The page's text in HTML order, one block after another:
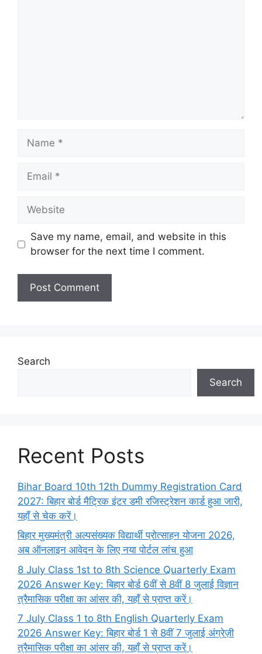
Name
Email
Website
Save my name, email, and website in this
browser for the next time I comment.
Search
Search
Recent Posts
Bihar Board 10th 12th Dummy Registration Card
2027: बिहार बोर्ड मैट्रिक इंटर डमी रजिस्ट्रेशन कार्ड हुआ जारी,
यहाँ से चेक करें।
बिहार मुख्यमंत्री अल्पसंख्यक विद्यार्थी प्रोत्साहन योजना 2026,
अब ऑनलाइन आवेदन के लिए नया पोर्टल लांच हुआ
8 July Class 1st to 8th Science Quarterly Exam
2026 Answer Key: बिहार बोर्ड 6वीं से 8वीं 8 जुलाई विज्ञान
त्रैमासिक परीक्षा का आंसर की, यहाँ से प्राप्त करें।
7 July Class 1 to 8th English Quarterly Exam
2026 Answer Key: बिहार बोर्ड 1 से 8वीं 7 जुलाई अंग्रेज़ी
त्रैमासिक परीक्षा का आंसर की, यहाँ से प्राप्त करें।